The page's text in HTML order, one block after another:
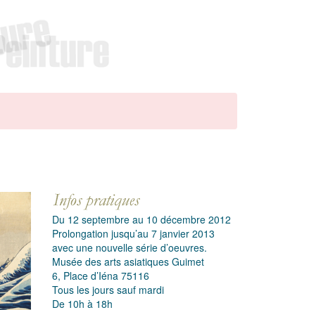
Du 12 septembre au 10 décembre 2012
Prolongation jusqu’au 7 janvier 2013
avec une nouvelle série d’oeuvres.
Musée des arts asiatiques Guimet
6, Place d’Iéna 75116
Tous les jours sauf mardi
De 10h à 18h